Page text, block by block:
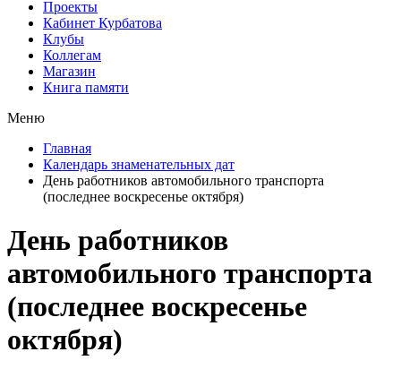
Проекты
Кабинет Курбатова
Клубы
Коллегам
Магазин
Книга памяти
Меню
Главная
Календарь знаменательных дат
День работников автомобильного транспорта
(последнее воскресенье октября)
День работников
автомобильного транспорта
(последнее воскресенье
октября)